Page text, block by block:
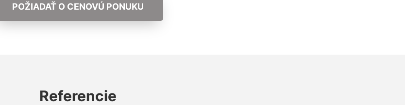
POŽIADAŤ O CENOVÚ PONUKU
Referencie